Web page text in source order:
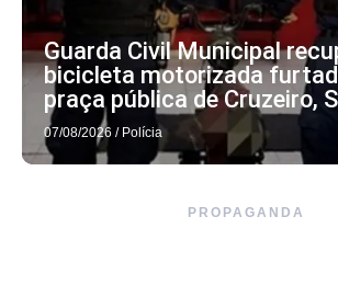
Guarda Civil Municipal
bicicleta motorizada
praça pública de Cruzeiro,
07/08/2026 / Polícia
PROPAGANDA